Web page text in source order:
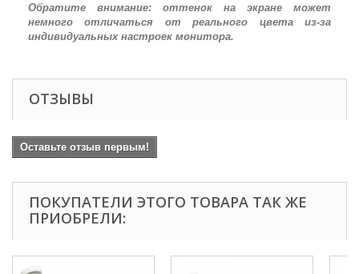
Обратите внимание: оттенок на экране может
немного отличаться от реального цвета из-за
индивидуальных настроек монитора.
ОТЗЫВЫ
Оставьте отзыв первым!
ПОКУПАТЕЛИ ЭТОГО ТОВАРА ТАК ЖЕ
ПРИОБРЕЛИ: